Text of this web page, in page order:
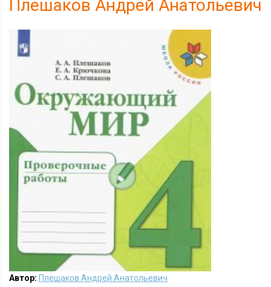
Плешаков Андрей Анатольевич
Автор: Плешаков Андрей Анатольевич